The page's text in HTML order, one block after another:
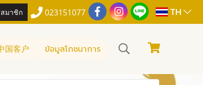
มาชิก 023151077 TH
国客户 ข้อมูลโภชนาการ